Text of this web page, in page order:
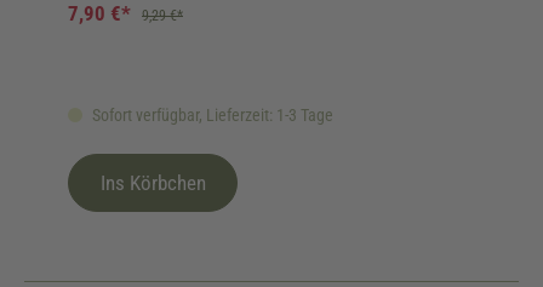
Sofort verfügbar, Lieferzeit: 1-3 Tage
7,90 €* 9,29 €*
Ins Körbchen